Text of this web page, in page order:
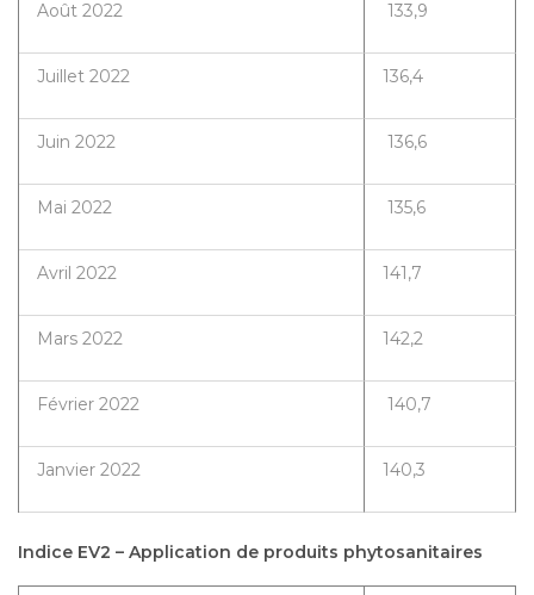
Août 2022 133,9
Juillet 2022 136,4
Juin 2022 136,6
Mai 2022 135,6
Avril 2022 141,7
Mars 2022 142,2
Février 2022 140,7
Janvier 2022 140,3
Indice EV2 – Application de produits phytosanitaires